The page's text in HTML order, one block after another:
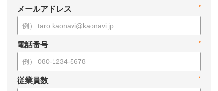
*
メールアドレス
*
電話番号
*
従業員数